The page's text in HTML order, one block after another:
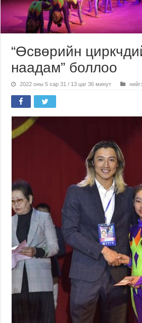
“Өсвөрийн
наадам” боллоо
2022 оны 5 сар 31 / 13 цаг 36 минут